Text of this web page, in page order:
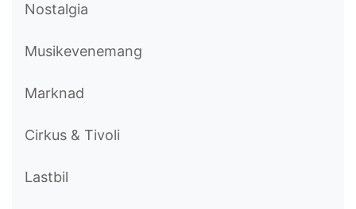
Nostalgia
Musikevenemang
Marknad
Cirkus & Tivoli
Lastbil